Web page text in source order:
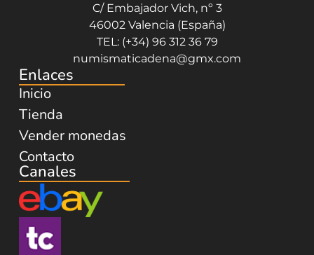
C/ Embajador Vich, nº 3
46002 Valencia (España)
TEL: (+34) 96 312 36 79
numismaticadena@gmx.com
Enlaces
Inicio
Tienda
Vender monedas
Contacto
Canales